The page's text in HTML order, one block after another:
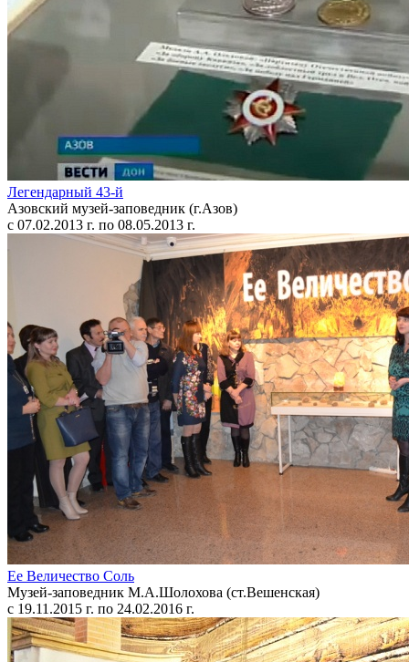
Легендарный 43-й
Азовский музей-заповедник (г.Азов)
с 07.02.2013 г. по 08.05.2013 г.
Ее Величество Соль
Музей-заповедник М.А.Шолохова (ст.Вешенская)
с 19.11.2015 г. по 24.02.2016 г.